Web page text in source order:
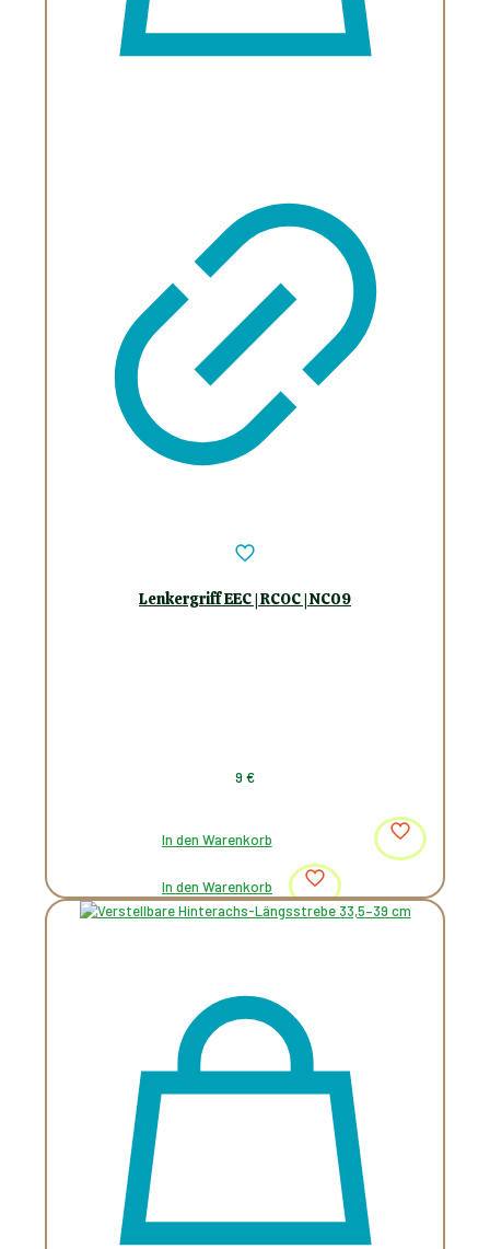
Lenkergriff EEC | RCOC | NC09
9 €
In den Warenkorb
In den Warenkorb